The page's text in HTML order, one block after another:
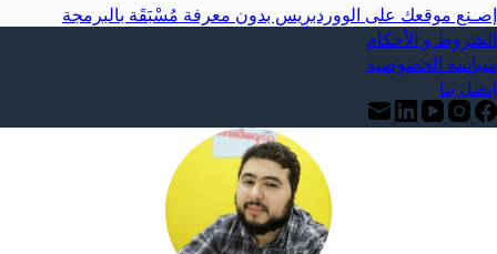
إصـنع موقعك على الووردبرِيس بدون معرفة مُسْبَقَة بالبرمجة
الشروط و الأحكام
سياسة الخصوصية
إتصل بنا